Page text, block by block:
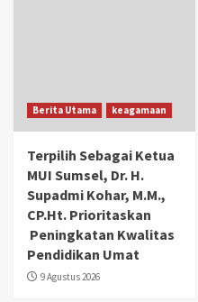
Berita Utama keagamaan
Terpilih Sebagai Ketua
MUI Sumsel, Dr. H.
Supadmi Kohar, M.M.,
CP.Ht. Prioritaskan
Peningkatan Kwalitas
Pendidikan Umat
9 Agustus 2026